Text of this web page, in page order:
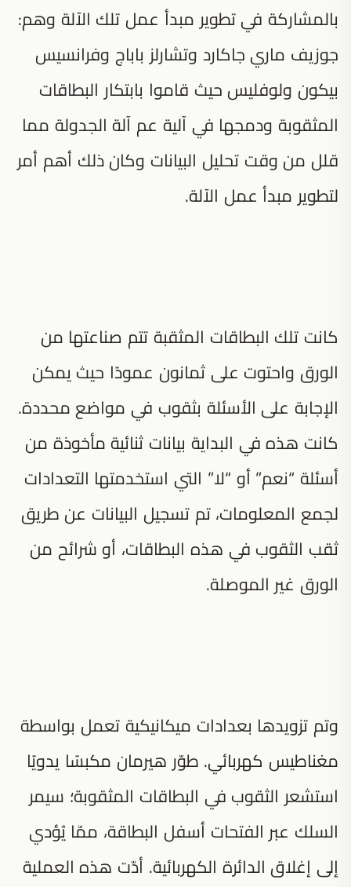
بالمشاركة في تطوير مبدأ عمل تلك الآلة وهم:
جوزيف ماري جاكارد وتشارلز باباج وفرانسيس
بيكون ولوفليس حيث قاموا بابتكار البطاقات
المثقوبة ودمجها في آلية عم آلة الجدولة مما
قلل من وقت تحليل البيانات وكان ذلك أهم أمر
لتطوير مبدأ عمل الآلة.
كانت تلك البطاقات المثقبة تتم صناعتها من
الورق واحتوت على ثمانون عمودًا حيث يمكن
الإجابة على الأسئلة بثقوب في مواضع محددة.
كانت هذه في البداية بيانات ثنائية مأخوذة من
أسئلة “نعم” أو “لا” التي استخدمتها التعدادات
لجمع المعلومات، تم تسجيل البيانات عن طريق
ثقب الثقوب في هذه البطاقات، أو شرائح من
الورق غير الموصلة.
وتم تزويدها بعدادات ميكانيكية تعمل بواسطة
مغناطيس كهربائي. طوّر هيرمان مكبسًا يدويًا
استشعر الثقوب في البطاقات المثقوبة؛ سيمر
السلك عبر الفتحات أسفل البطاقة، ممّا يُؤدي
إلى إغلاق الدائرة الكهربائية. أدّت هذه العملية